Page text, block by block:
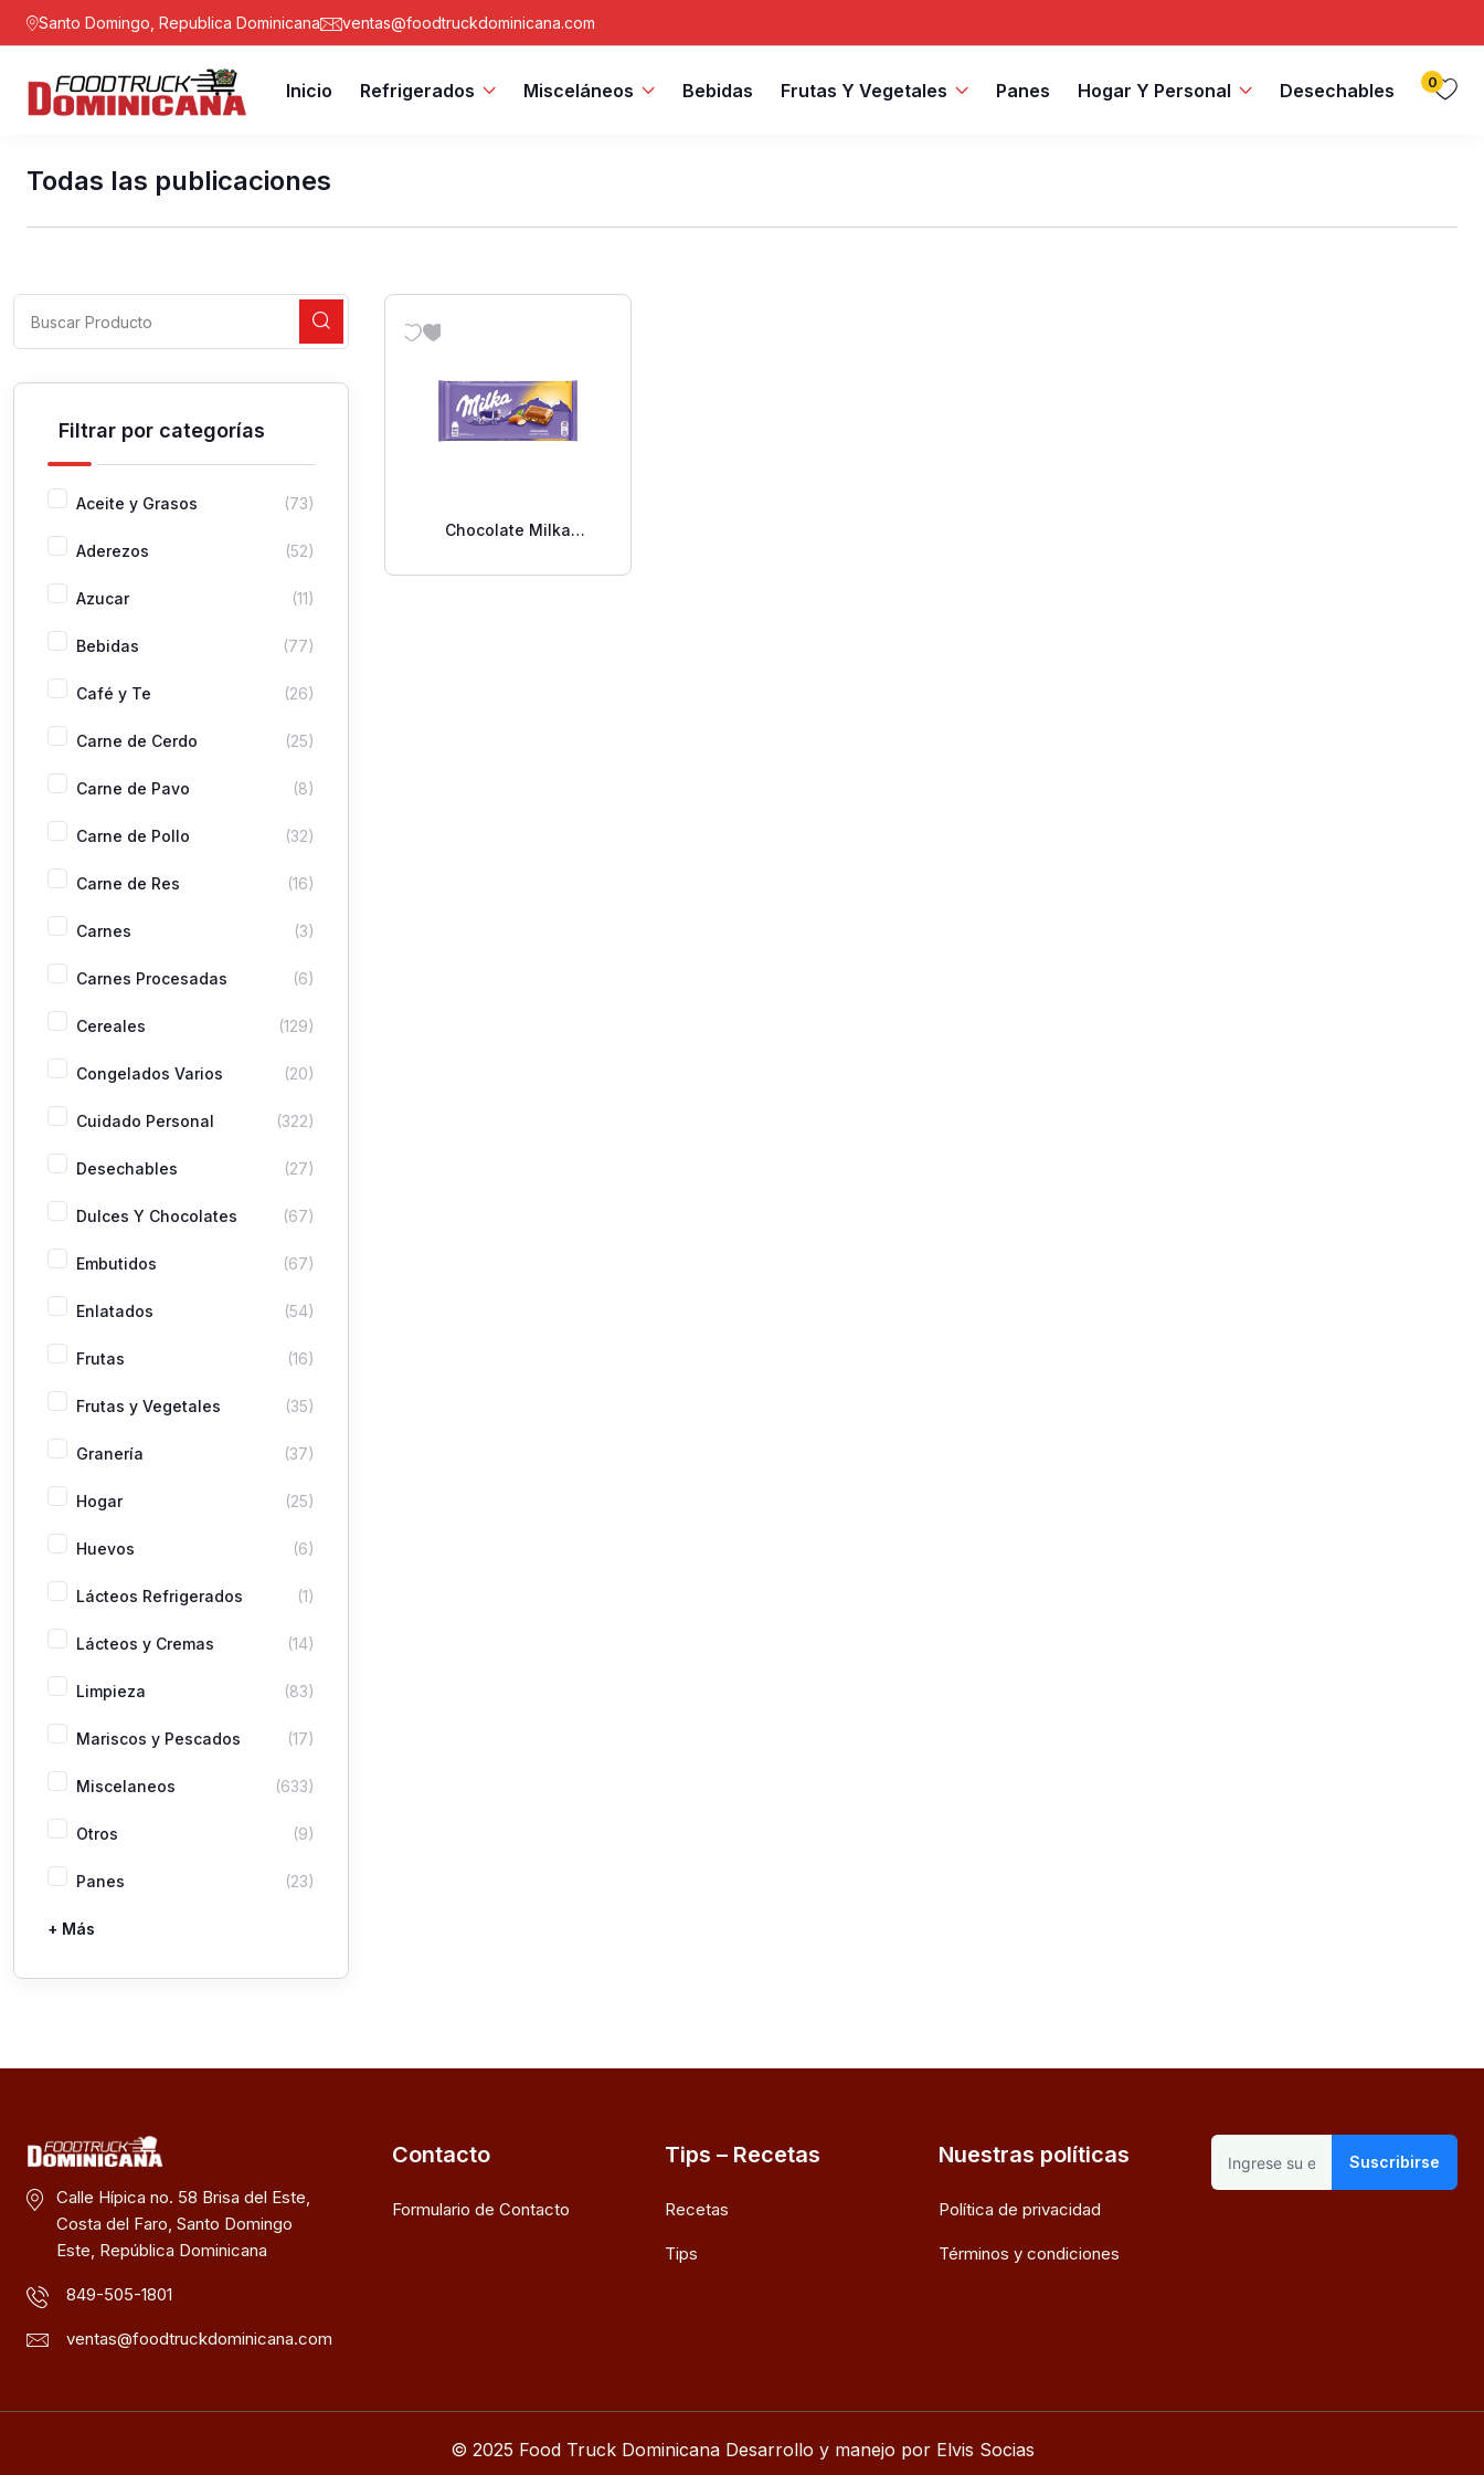
Santo Domingo, Republica Dominicana ventas@foodtruckdominicana.com
Inicio Refrigerados Misceláneos Bebidas Frutas Y Vegetales Panes Hogar Y Personal Desechables 0
Todas las publicaciones
Filtrar por categorías
Aceite y Grasos (73)
Aderezos (52)
Azucar (11)
Bebidas (77)
Café y Te (26)
Carne de Cerdo (25)
Carne de Pavo (8)
Carne de Pollo (32)
Carne de Res (16)
Carnes (3)
Carnes Procesadas (6)
Cereales (129)
Congelados Varios (20)
Cuidado Personal (322)
Desechables (27)
Dulces Y Chocolates (67)
Embutidos (67)
Enlatados (54)
Frutas (16)
Frutas y Vegetales (35)
Granería (37)
Hogar (25)
Huevos (6)
Lácteos Refrigerados (1)
Lácteos y Cremas (14)
Limpieza (83)
Mariscos y Pescados (17)
Miscelaneos (633)
Otros (9)
Panes (23)
Pastas
Picaderas
Sazones y Salsas
Vegetales
+ Más
Chocolate Milka
Calle Hípica no. 58 Brisa del Este,
Costa del Faro, Santo Domingo
Este, República Dominicana
849-505-1801
ventas@foodtruckdominicana.com
Contacto
Formulario de Contacto
Tips – Recetas
Recetas
Tips
Nuestras políticas
Política de privacidad
Términos y condiciones
Suscribirse
© 2025 Food Truck Dominicana Desarrollo y manejo por Elvis Socias